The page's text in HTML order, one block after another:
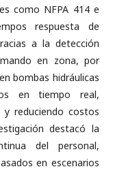
como NFPA 414 e
respuesta de
a la detección
en zona, por
bombas hidráulicas
en tiempo real,
y reduciendo costos
destacó la
del personal,
en escenarios